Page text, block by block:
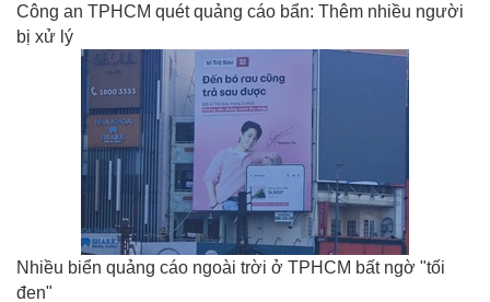
Công an TPHCM quét quảng cáo bẩn: Thêm nhiều người
bị xử lý
Nhiều biển quảng cáo ngoài trời ở TPHCM bất ngờ "tối
đen"